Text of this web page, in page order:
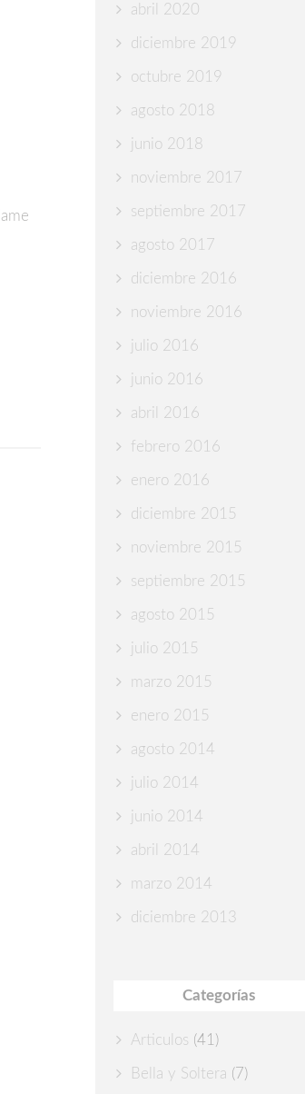
abril 2020
diciembre 2019
octubre 2019
agosto 2018
junio 2018
noviembre 2017
septiembre 2017
agosto 2017
diciembre 2016
noviembre 2016
julio 2016
junio 2016
abril 2016
febrero 2016
enero 2016
diciembre 2015
noviembre 2015
septiembre 2015
agosto 2015
julio 2015
marzo 2015
enero 2015
agosto 2014
julio 2014
junio 2014
abril 2014
marzo 2014
diciembre 2013
Categorías
Articulos (41)
Bella y Soltera (7)